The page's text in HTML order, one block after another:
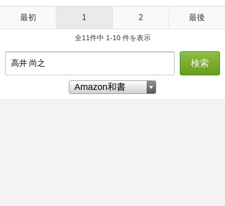
最初 1 2 最後
全11件中 1-10 件を表示
検索